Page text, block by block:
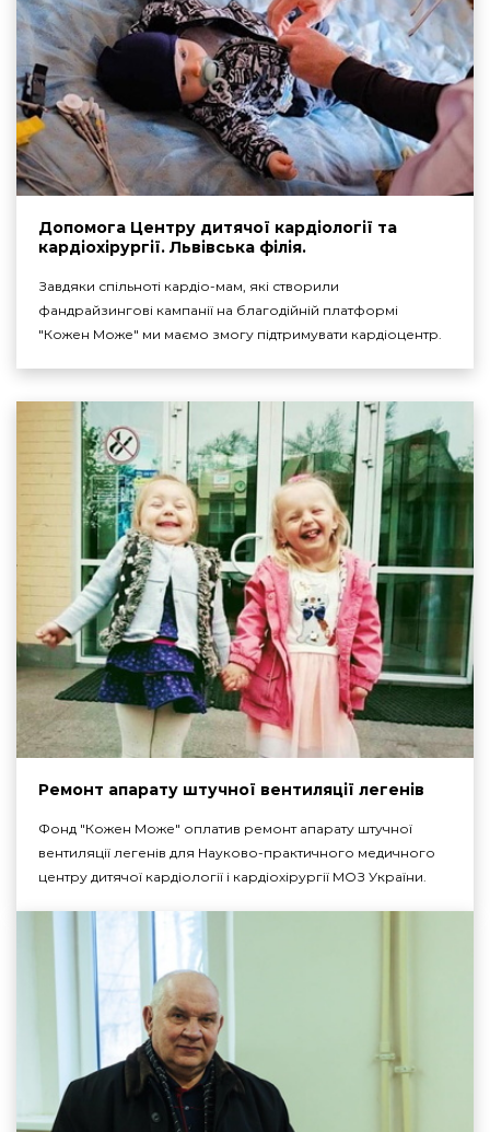
Допомога Центру дитячої кардіології та
кардіохірургії. Львівська філія.
Завдяки спільноті кардіо-мам, які створили
фандрайзингові кампанії на благодійній платформі
"Кожен Може" ми маємо змогу підтримувати кардіоцентр.
Ремонт апарату штучної вентиляції легенів
Фонд "Кожен Може" оплатив ремонт апарату штучної
вентиляції легенів для Науково-практичного медичного
центру дитячої кардіології і кардіохірургії МОЗ України.